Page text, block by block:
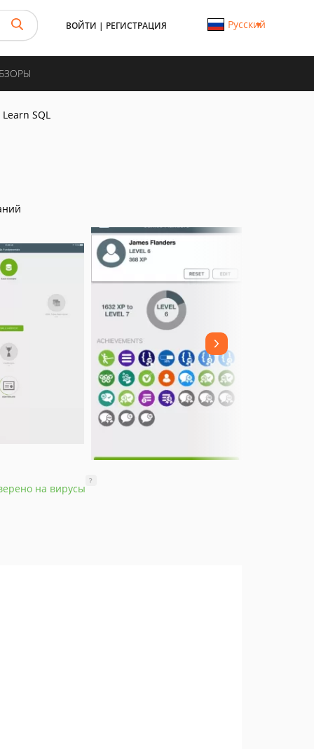
ВОЙТИ | РЕГИСТРАЦИЯ Русский
Learn SQL
на вирусы
?